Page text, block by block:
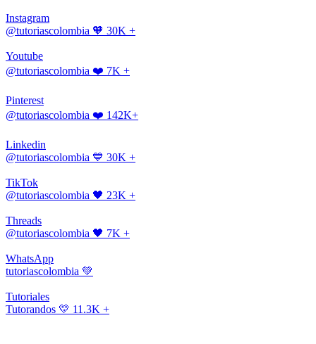
Instagram
@tutoriascolombia 🧡 30K +
Youtube
@tutoriascolombia ❤️ 7K +
Pinterest
@tutoriascolombia ❤️ 142K+
Linkedin
@tutoriascolombia 💙 30K +
TikTok
@tutoriascolombia 🖤 23K +
Threads
@tutoriascolombia 🖤 7K +
WhatsApp
tutoriascolombia 💚
Tutoriales
Tutorandos 💛 11.3K +